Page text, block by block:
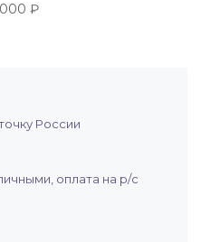
000 ₽
России
оплата на р/с